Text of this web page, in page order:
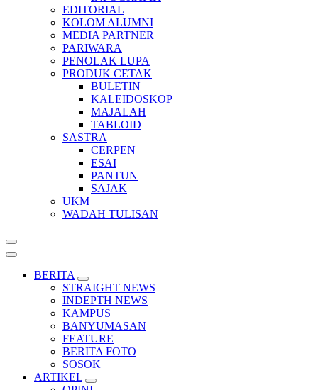
EDITORIAL
KOLOM ALUMNI
MEDIA PARTNER
PARIWARA
PENOLAK LUPA
PRODUK CETAK
BULETIN
KALEIDOSKOP
MAJALAH
TABLOID
SASTRA
CERPEN
ESAI
PANTUN
SAJAK
UKM
WADAH TULISAN
BERITA
STRAIGHT NEWS
INDEPTH NEWS
KAMPUS
BANYUMASAN
FEATURE
BERITA FOTO
SOSOK
ARTIKEL